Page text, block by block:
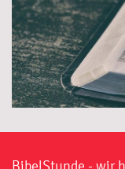
BibelStunde - wir